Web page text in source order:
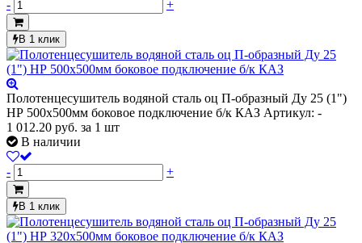
- +
В 1 клик
Полотенцесушитель водяной сталь оц П-образный Ду 25 (1")
НР 500х500мм боковое подключение б/к КАЗ Артикул: -
1 012.20 руб. за 1 шт
В наличии
- +
В 1 клик